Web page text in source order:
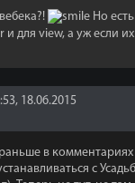
Но
и для view, а уж если
18.06.2015
в
с